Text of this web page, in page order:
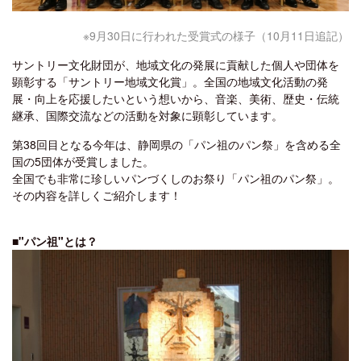
※9月30日に行われた受賞式の様子（10月11日追記）
サントリー文化財団が、地域文化の発展に貢献した個人や団体を
顕彰する「サントリー地域文化賞」。全国の地域文化活動の発
展・向上を応援したいという想いから、音楽、美術、歴史・伝統
継承、国際交流などの活動を対象に顕彰しています。
第38回目となる今年は、静岡県の「パン祖のパン祭」を含める全
国の5団体が受賞しました。
全国でも非常に珍しいパンづくしのお祭り「パン祖のパン祭」。
その内容を詳しくご紹介します！
■"パン祖"とは？